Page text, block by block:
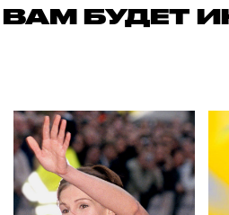
ВАМ БУДЕТ